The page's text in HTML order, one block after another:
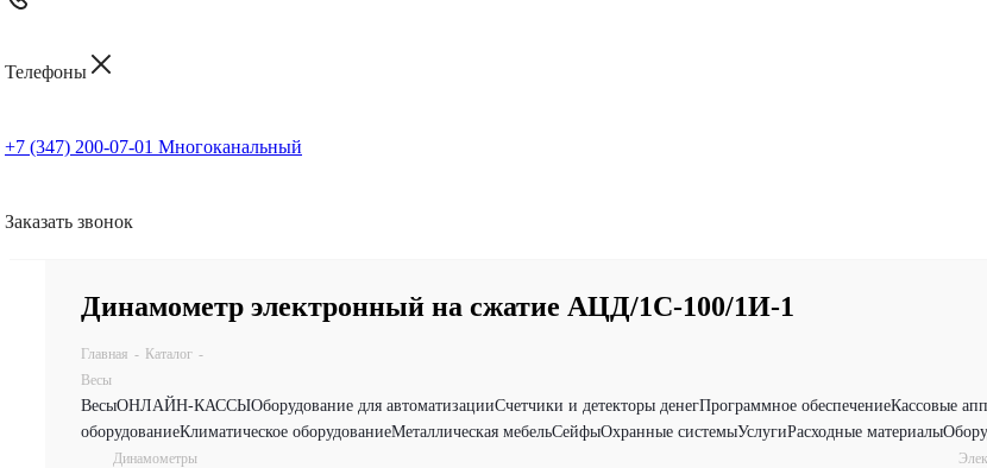
Телефоны
+7 (347) 200-07-01 Многоканальный
Заказать звонок
Динамометр электронный на сжатие АЦД/1С-100/1И-1
Главная - Каталог -
Весы
ВесыОНЛАЙН-КАССЫОборудование для автоматизацииСчетчики и детекторы денегПрограммное обеспечениеКассовые
оборудованиеКлиматическое оборудованиеМеталлическая мебельСейфыОхранные системыУслугиРасходные материалы
Динамометры